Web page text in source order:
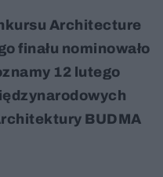
Architecture
finału nominowało
12 lutego
BUDMA